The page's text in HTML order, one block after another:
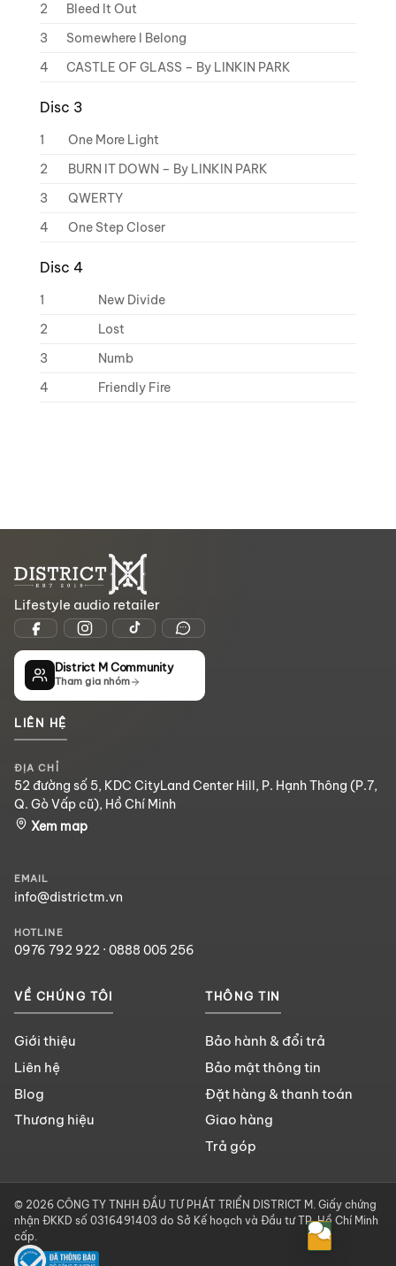
2
Bleed It Out
3
Somewhere I Belong
4
CASTLE OF GLASS – By LINKIN PARK
Disc 3
1
One More Light
2
BURN IT DOWN – By LINKIN PARK
3
QWERTY
4
One Step Closer
Disc 4
1
New Divide
2
Lost
3
Numb
4
Friendly Fire
Lifestyle audio retailer
District M Community
Tham gia nhóm
LIÊN HỆ
ĐỊA CHỈ
52 đường số 5, KDC CityLand Center Hill, P. Hạnh Thông (P.7,
Q. Gò Vấp cũ), Hồ Chí Minh
Xem map
EMAIL
info@districtm.vn
HOTLINE
0976 792 922 · 0888 005 256
VỀ CHÚNG TÔI
Giới thiệu
Liên hệ
Blog
Thương hiệu
THÔNG TIN
Bảo hành & đổi trả
Bảo mật thông tin
Đặt hàng & thanh toán
Giao hàng
Trả góp
© 2026 CÔNG TY TNHH ĐẦU TƯ PHÁT TRIỂN DISTRICT M. Giấy chứng
nhận ĐKKD số 0316491403 do Sở Kế hoạch và Đầu tư TP. Hồ Chí Minh
cấp.